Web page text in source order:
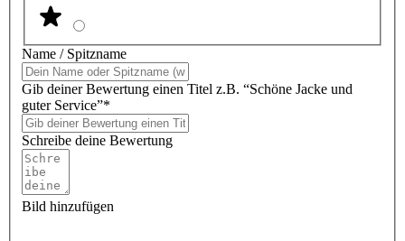
Name / Spitzname
Gib deiner Bewertung einen Titel z.B. “Schöne Jacke und
guter Service”*
Schreibe deine Bewertung
Bild hinzufügen